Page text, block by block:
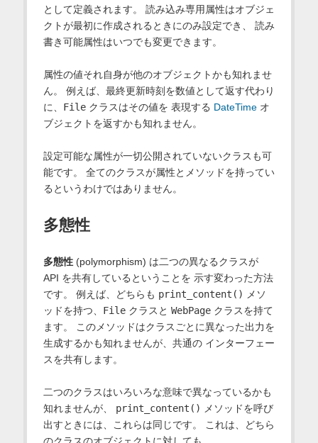
として定義されます。 読み込み専用属性はオブジェ
クトが最初に作成されるときにのみ設定でき、 読み
書き可能属性はいつでも変更できます。
属性の値それ自身が他のオブジェクトかも知れませ
ん。 例えば、最終更新時刻を数値として返す代わり
に、 Fileクラスはその値を 表現する DateTimeオ
ブジェクトを返すかも知れません。
設定可能な属性が一切公開されていないクラスも可
能です。 全てのクラスが属性とメソッドを持ってい
るというわけではありません。
多態性
多態性(polymorphism) は二つの異なるクラスが
API を共有しているということを 示す変わった方法
です。 例えば、どちらも print_content() メソ
ッドを持つ、 Fileクラスと WebPageクラスを持て
ます。 このメソッドはクラスごとに異なった出力を
生成するかも知れませんが、共通の インターフェー
スを共有します。
二つのクラスはいろいろな意味で異なっているかも
知れませんが、 print_content() メソッドを呼び
出すときには、これらは同じです。 これは、どちら